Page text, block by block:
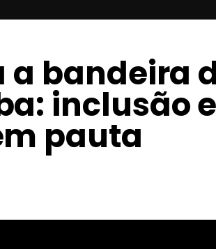
a bandeira
inclusão e
pauta